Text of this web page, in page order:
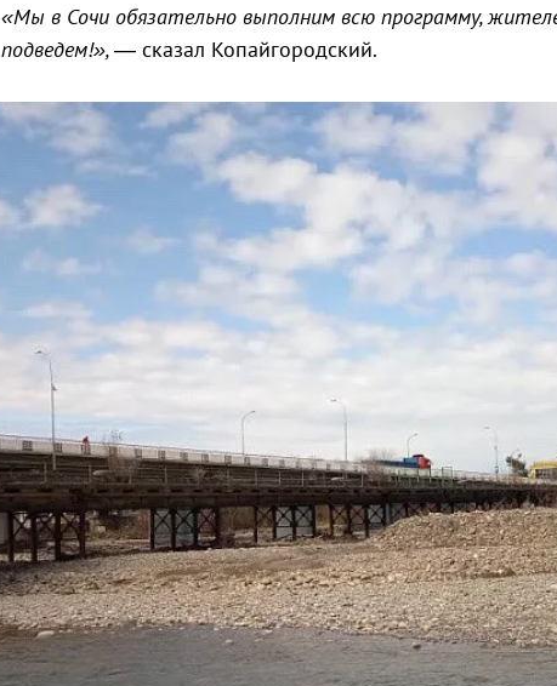
«Мы в Сочи обязательно выполним всю программу,
подведем!», — сказал Копайгородский.